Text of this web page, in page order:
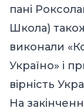
пані
Школа)
виконали
Україно» і
вірність
На